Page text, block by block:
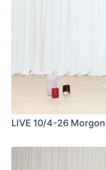
LIVE 10/4-26